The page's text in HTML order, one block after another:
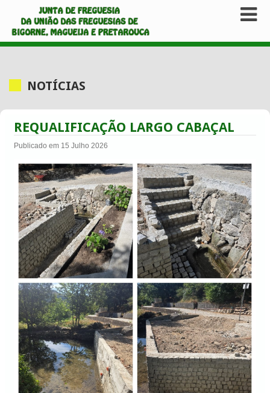
NOTÍCIAS
REQUALIFICAÇÃO LARGO CABAÇAL
Publicado em 15 Julho 2026